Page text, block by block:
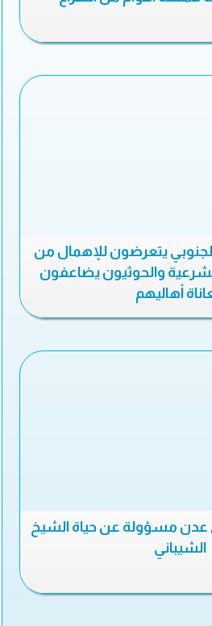
يتعرضون للإهمال من
والحوثيون يضاعفون
أهاليهم
عدن مسؤولة عن حياة الشيخ
الشيباني